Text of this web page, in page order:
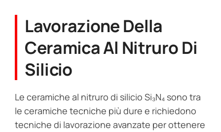
Lavorazione Della
Ceramica Al Nitruro Di
Silicio
Le ceramiche al nitruro di silicio Si₃N₄ sono tra
le ceramiche tecniche più dure e richiedono
tecniche di lavorazione avanzate per ottenere